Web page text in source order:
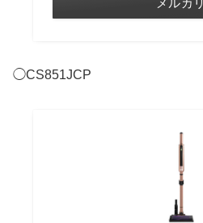
メルカリ
◯CS851JCP